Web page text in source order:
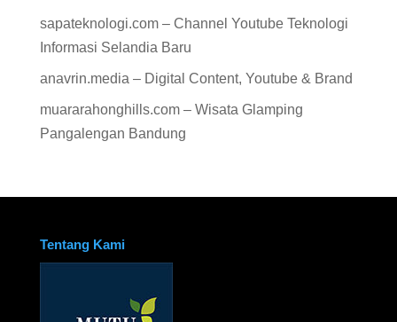
sapateknologi.com – Channel Youtube Teknologi
Informasi Selandia Baru
anavrin.media – Digital Content, Youtube & Brand
muararahonghills.com – Wisata Glamping
Pangalengan Bandung
Tentang Kami